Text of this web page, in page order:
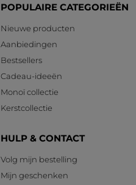
POPULAIRE CATEGORIEËN
Nieuwe producten
Aanbiedingen
Bestsellers
Cadeau-ideeën
Monoï collectie
Kerstcollectie
HULP & CONTACT
Volg mijn bestelling
Mijn geschenken